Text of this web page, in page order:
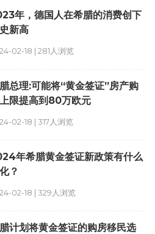
02-18 | 281人浏览
年，德国人在希腊的消费创下
新高
02-18 | 317人浏览
总理:可能将“黄金签证”房产购
限提高到80万欧元
02-18 | 329人浏览
年希腊黄金签证新政策有什么
？
计划将黄金签证的购房移民选